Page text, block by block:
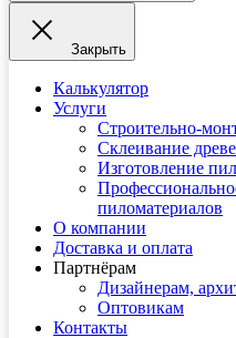
Закрыть
Калькулятор
Услуги
Строительно-
Склеивание
Изготовление
пиломатериалов
О компании
Доставка и оплата
Партнёрам
Дизайнерам,
Оптовикам
Контакты